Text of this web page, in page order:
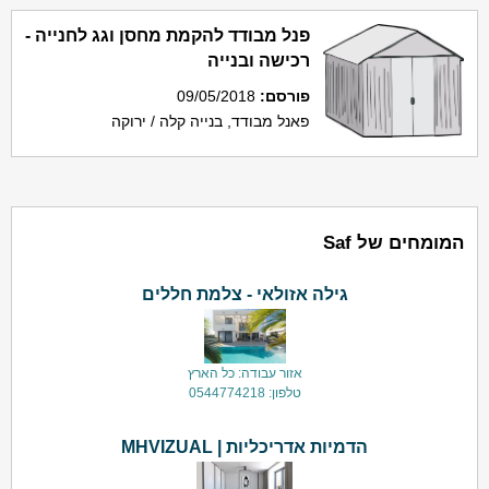
פנל מבודד להקמת מחסן וגג לחנייה -
רכישה ובנייה
פורסם:
פאנל מבודד, בנייה קלה / ירוקה
המומחים של Saf
גילה אזולאי - צלמת חללים
אזור עבודה: כל הארץ
טלפון: 0544774218
הדמיות אדריכליות | MHVIZUAL